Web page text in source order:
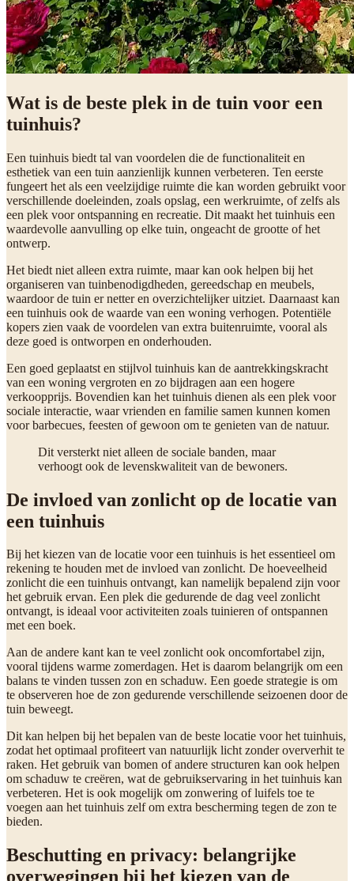
Wat is de beste plek in de tuin voor een
tuinhuis?
Een tuinhuis biedt tal van voordelen die de functionaliteit en
esthetiek van een tuin aanzienlijk kunnen verbeteren. Ten eerste
fungeert het als een veelzijdige ruimte die kan worden gebruikt voor
verschillende doeleinden, zoals opslag, een werkruimte, of zelfs als
een plek voor ontspanning en recreatie. Dit maakt het tuinhuis een
waardevolle aanvulling op elke tuin, ongeacht de grootte of het
ontwerp.
Het biedt niet alleen extra ruimte, maar kan ook helpen bij het
organiseren van tuinbenodigdheden, gereedschap en meubels,
waardoor de tuin er netter en overzichtelijker uitziet. Daarnaast kan
een tuinhuis ook de waarde van een woning verhogen. Potentiële
kopers zien vaak de voordelen van extra buitenruimte, vooral als
deze goed is ontworpen en onderhouden.
Een goed geplaatst en stijlvol tuinhuis kan de aantrekkingskracht
van een woning vergroten en zo bijdragen aan een hogere
verkoopprijs. Bovendien kan het tuinhuis dienen als een plek voor
sociale interactie, waar vrienden en familie samen kunnen komen
voor barbecues, feesten of gewoon om te genieten van de natuur.
Dit versterkt niet alleen de sociale banden, maar
verhoogt ook de levenskwaliteit van de bewoners.
De invloed van zonlicht op de locatie van
een tuinhuis
Bij het kiezen van de locatie voor een tuinhuis is het essentieel om
rekening te houden met de invloed van zonlicht. De hoeveelheid
zonlicht die een tuinhuis ontvangt, kan namelijk bepalend zijn voor
het gebruik ervan. Een plek die gedurende de dag veel zonlicht
ontvangt, is ideaal voor activiteiten zoals tuinieren of ontspannen
met een boek.
Aan de andere kant kan te veel zonlicht ook oncomfortabel zijn,
vooral tijdens warme zomerdagen. Het is daarom belangrijk om een
balans te vinden tussen zon en schaduw. Een goede strategie is om
te observeren hoe de zon gedurende verschillende seizoenen door de
tuin beweegt.
Dit kan helpen bij het bepalen van de beste locatie voor het tuinhuis,
zodat het optimaal profiteert van natuurlijk licht zonder oververhit te
raken. Het gebruik van bomen of andere structuren kan ook helpen
om schaduw te creëren, wat de gebruikservaring in het tuinhuis kan
verbeteren. Het is ook mogelijk om zonwering of luifels toe te
voegen aan het tuinhuis zelf om extra bescherming tegen de zon te
bieden.
Beschutting en privacy: belangrijke
overwegingen bij het kiezen van de